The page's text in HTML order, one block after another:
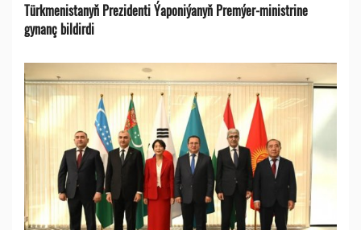
Türkmenistanyň Prezidenti Ýaponiýanyň Premýer-ministrine
gynanç bildirdi